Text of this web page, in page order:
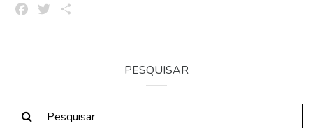
FacebookTwitter
PESQUISAR